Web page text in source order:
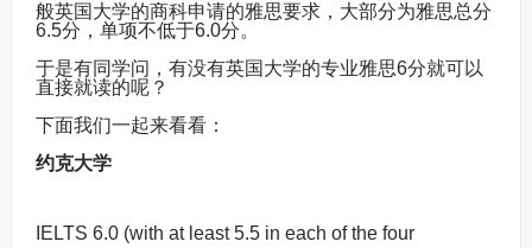
般英国大学的商科申请的雅思要求，大部分为雅思总分
6.5分，单项不低于6.0分。
于是有同学问，有没有英国大学的专业雅思6分就可以
直接就读的呢？
下面我们一起来看看：
约克大学
IELTS 6.0 (with at least 5.5 in each of the four